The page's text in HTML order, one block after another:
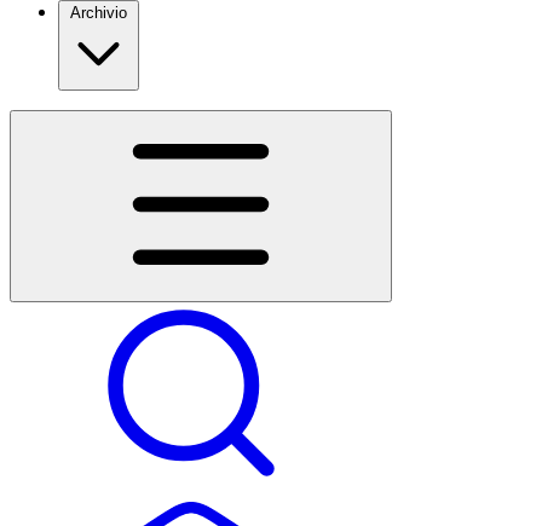
Archivio